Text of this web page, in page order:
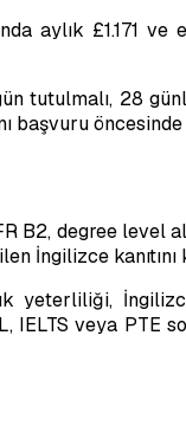
aylık £1.171
tutulmalı, 28
başvuru
B2, degree
İngilizce kanıtını
yeterliliği,
veya PTE